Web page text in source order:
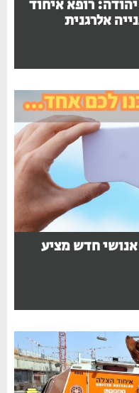
רופא איחוד
אלרגנית
חדש מציע